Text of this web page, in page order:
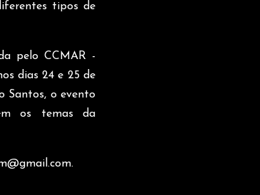
tipos de
pelo CCMAR -
dias 24 e 25 de
Santos, o evento
os temas da
.